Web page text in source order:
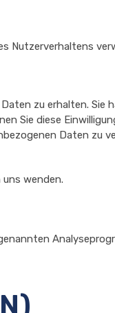
Nutzerverhaltens
zu erhalten. Sie
Sie diese
Daten zu
wenden.